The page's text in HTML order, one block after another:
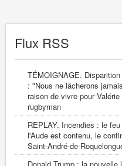
Flux RSS
TÉMOIGNAGE.
: "Nous ne lâcherons
raison de vivre pour
rugbyman
REPLAY. Incendies : le
l'Aude est contenu, le
Saint-André-de-